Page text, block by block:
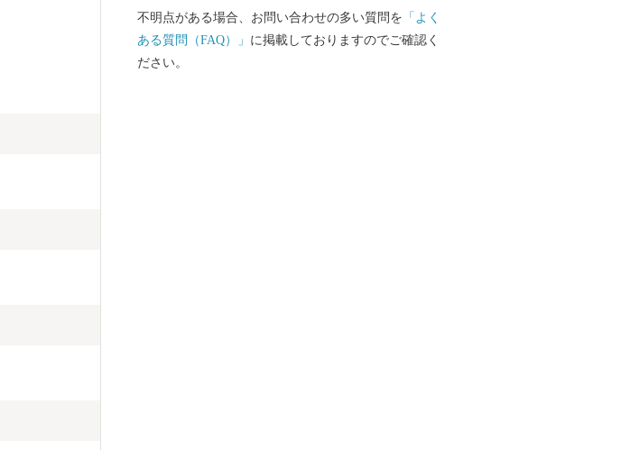
ら、ぜひ一度お越しいただき、延岡のおいしい食や歴
史・文化などを存分に楽しんでいただけると幸いで
不明点がある場合、お問い合わせの多い質問を 「よく
ある質問（FAQ）」 に掲載しておりますのでご確認く
ださい。